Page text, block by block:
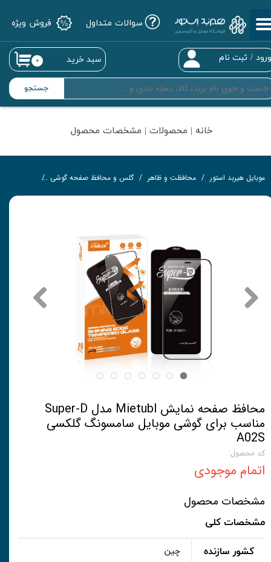
جستجو
/ ثبت نام
حساب کاربری من
تغییر گذر واژه
سفارشات
خروج از حساب کاربری
۰ سبد خرید
سوالات متداول فروش ویژه
خانه | محصولات | مشخصات محصول
موبایل هیربد استور محافظت و ظاهر گلس و محافظ صفحه گوشی
محافظ صفحه نمایش Mietubl مدل Super-D
مناسب برای گوشی موبایل سامسونگ گلکسی
A02S
کد محصول:
اتمام موجودی
مشخصات محصول
مشخصات کلی
کشور سازنده چین